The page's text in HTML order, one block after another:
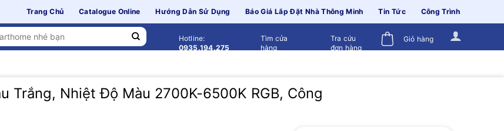
Trang Chủ Catalogue Online Hướng Dẫn Sử Dụng Báo Giá Lắp Đặt Nhà Thông Minh Tin Tức Công Trình
Hotline:
0935.194.275
Tìm cửa
hàng
Tra cứu
đơn hàng
Giỏ hàng
Trắng, Nhiệt Độ Màu 2700K-6500K RGB, Công